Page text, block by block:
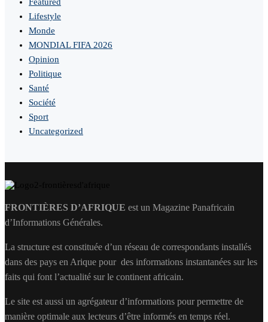
Lifestyle
Monde
MONDIAL FIFA 2026
Opinion
Politique
Santé
Société
Sport
Uncategorized
FRONTIÈRES D’AFRIQUE est un Magazine Panafricain
d’Informations Générales.
La structure est constituée d’un réseau de correspondants installés
dans des pays en Arique pour des informations instantanées sur les
faits qui font l’actualité sur le continent africain.
Le site est aussi un agrégateur d’informations pour permettre de
manière optimale aux lecteurs d’être informés en temps réel.